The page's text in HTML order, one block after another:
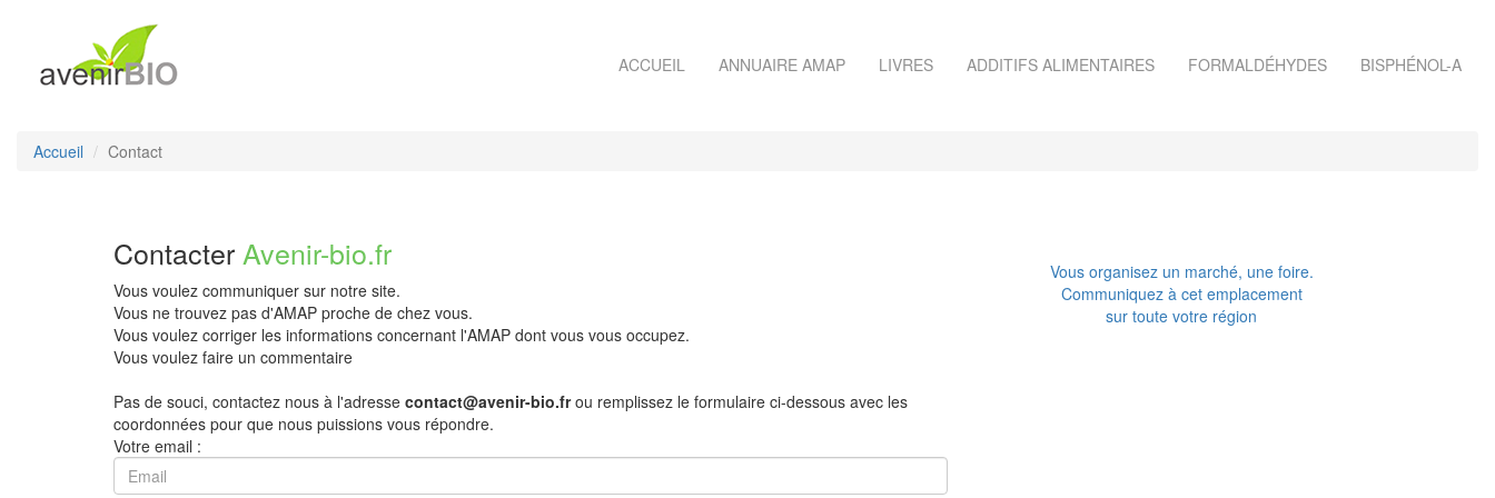
ACCUEIL ANNUAIRE AMAP LIVRES ADDITIFS ALIMENTAIRES FORMALDÉHYDES BISPHÉNOL-A
Accueil Contact
Contacter Avenir-bio.fr
Vous voulez communiquer sur notre site.
Vous ne trouvez pas d'AMAP proche de chez vous.
Vous voulez corriger les informations concernant l'AMAP dont vous vous occupez.
Vous voulez faire un commentaire
Pas de souci, contactez nous à l'adresse contact@avenir-bio.frou remplissez le formulaire ci-dessous avec les
coordonnées pour que nous puissions vous répondre.
Votre email :
Vous organisez un marché, une foire.
Communiquez à cet emplacement
sur toute votre région